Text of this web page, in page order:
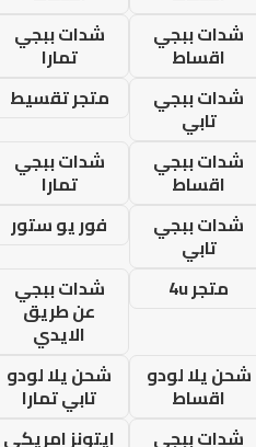
شدات ببجي
اقساط
شدات ببجي
تمارا
شدات ببجي
تابي
متجر تقسيط
شدات ببجي
اقساط
شدات ببجي
تمارا
شدات ببجي
تابي
فور يو ستور
متجر 4u
شدات ببجي
عن طريق
الايدي
شحن يلا لودو
اقساط
شحن يلا لودو
تابي تمارا
شدات ببجي
ايتونز امريكي